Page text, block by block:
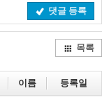
댓글 등록
목록
이름 등록일